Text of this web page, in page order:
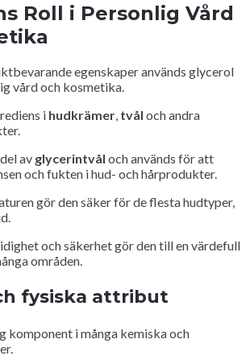
Roll i Personlig Vård
egenskaper används glycerol
vård och kosmetika.
i hudkrämer, tvål och andra
av glycerintvål och används för att
och fukten i hud- och hårprodukter.
gör den säker för de flesta hudtyper,
och säkerhet gör den till en värdefull
områden.
fysiska attribut
komponent i många kemiska och